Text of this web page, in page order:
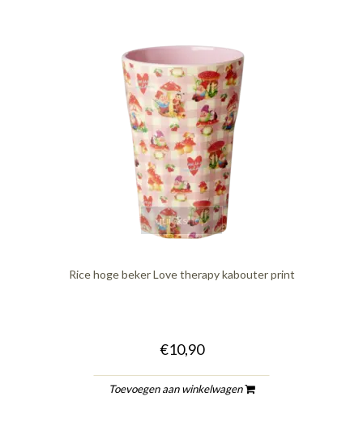
quickshop
Rice hoge beker Love therapy kabouter print
€10,90
Toevoegen aan winkelwagen